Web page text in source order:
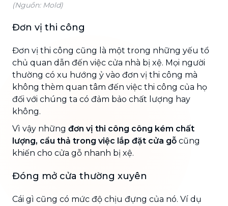
(Nguồn: Mold)
Đơn vị thi công
Đơn vị thi công cũng là một trong những yếu tổ
chủ quan dẫn đến việc cửa nhà bị xệ. Mọi người
thường có xu hướng ỷ vào đơn vị thi công mà
không thèm quan tâm đến việc thi công của họ
đối với chúng ta có đảm bảo chất lượng hay
không.
Vì vậy những đơn vị thi công công kém chất
lượng, cẩu thả trong việc lắp đặt cửa gỗ cũng
khiến cho cửa gỗ nhanh bị xệ.
Đóng mở cửa thường xuyên
Cái gì cũng có mức độ chịu đựng của nó. Ví dụ